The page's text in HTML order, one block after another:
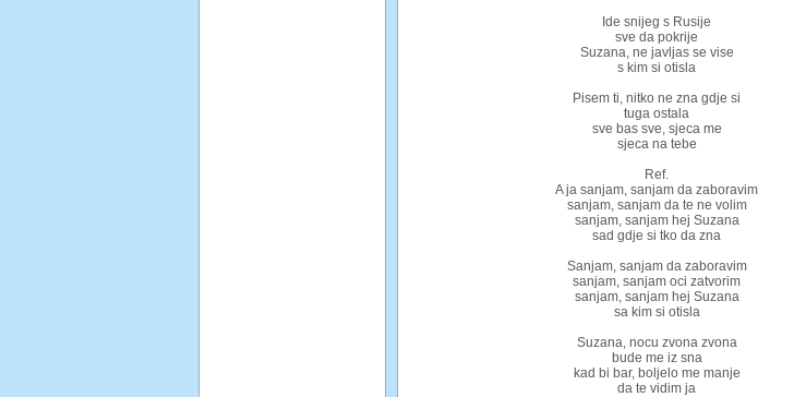
Ide snijeg s Rusije
sve da pokrije
Suzana, ne javljas se vise
s kim si otisla
Pisem ti, nitko ne zna gdje si
tuga ostala
sve bas sve, sjeca me
sjeca na tebe
Ref.
A ja sanjam, sanjam da zaboravim
sanjam, sanjam da te ne volim
sanjam, sanjam hej Suzana
sad gdje si tko da zna
Sanjam, sanjam da zaboravim
sanjam, sanjam oci zatvorim
sanjam, sanjam hej Suzana
sa kim si otisla
Suzana, nocu zvona zvona
bude me iz sna
kad bi bar, boljelo me manje
da te vidim ja